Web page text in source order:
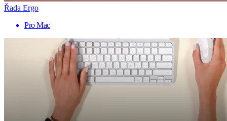
Řada Ergo
Pro Mac